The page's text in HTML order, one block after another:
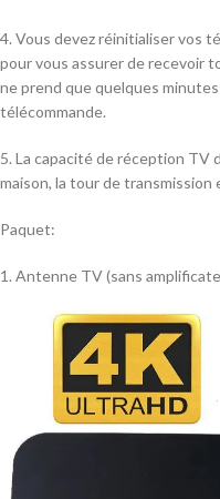
4. Vous devez réinitialiser vos
pour vous assurer de recevoir
ne prend que quelques
télécommande.
5. La capacité de réception
maison, la tour de
Paquet:
1. Antenne TV (sans